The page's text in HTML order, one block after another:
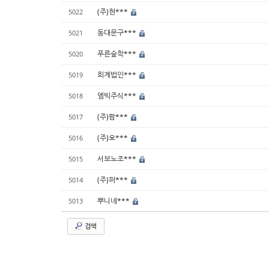
5022 (주)현***
5021 동대문구***
5020 푸른숲학***
5019 회계법인***
5018 엠빅주식***
5017 (주)팜***
5016 (주)오***
5015 서보노조***
5014 (주)퍼***
5013 뿌니네***
검색